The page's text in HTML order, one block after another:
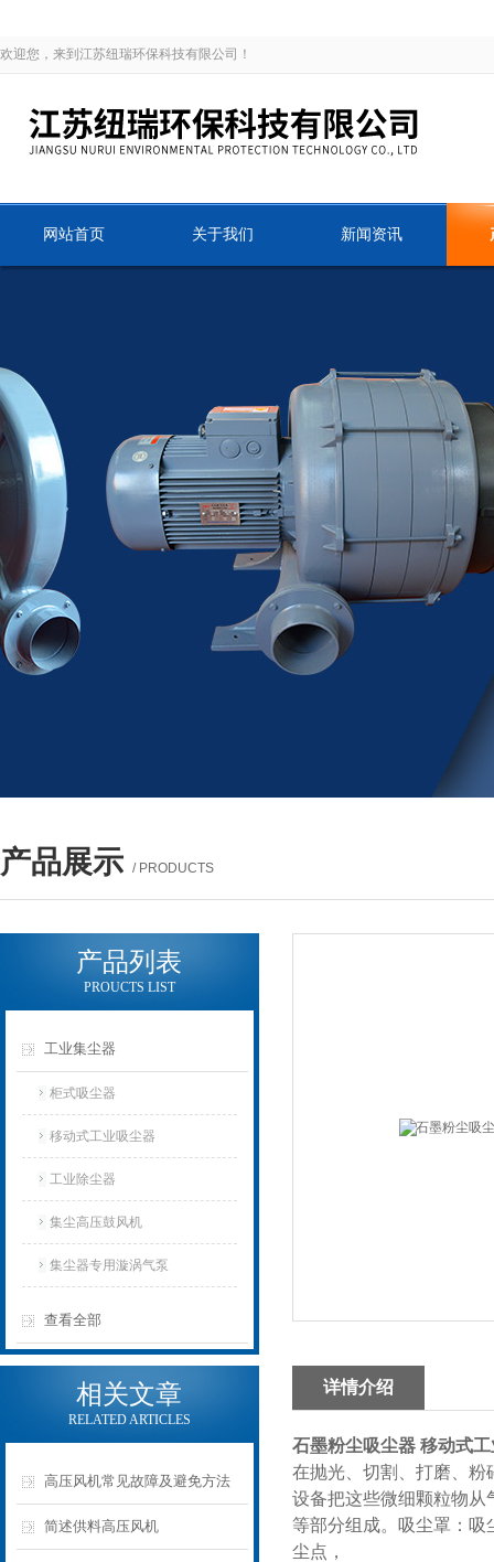
欢迎您，来到江苏纽瑞环保科技有限公司！
网站首页 关于我们 新闻资讯
产品展示 / PRODUCTS
产品列表
PROUCTS LIST
工业集尘器
柜式吸尘器
移动式工业吸尘器
工业除尘器
集尘高压鼓风机
集尘器专用漩涡气泵
查看全部
相关文章
RELATED ARTICLES
高压风机常见故障及避免方法
简述供料高压风机
详情介绍
石墨粉尘吸尘器 移动式
在抛光、切割、打磨、粉
设备把这些微细颗粒物从
等部分组成。吸尘罩：
尘点，